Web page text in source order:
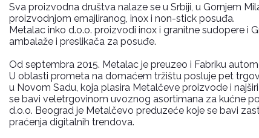
Sva proizvodna društva nalaze se u Srbiji, u Gornjem
proizvodnjom emajliranog, inox i non-stick posuđa.
Metalac inko d.o.o. proizvodi inox i granitne sudopere i
ambalaže i preslikača za posuđe.
Od septembra 2015. Metalac je preuzeo i Fabriku
U oblasti prometa na domaćem tržištu posluje pet
u Novom Sadu, koja plasira Metalčeve proizvode i
se bavi veletrgovinom uvoznog asortimana za kućne
d.o.o. Beograd je Metalčevo preduzeće koje se bavi
praćenja digitalnih trendova.